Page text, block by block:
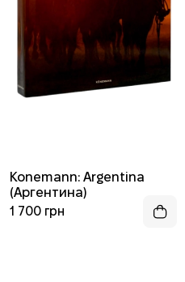
Konemann: Argentina
(Аргентина)
1 700 грн